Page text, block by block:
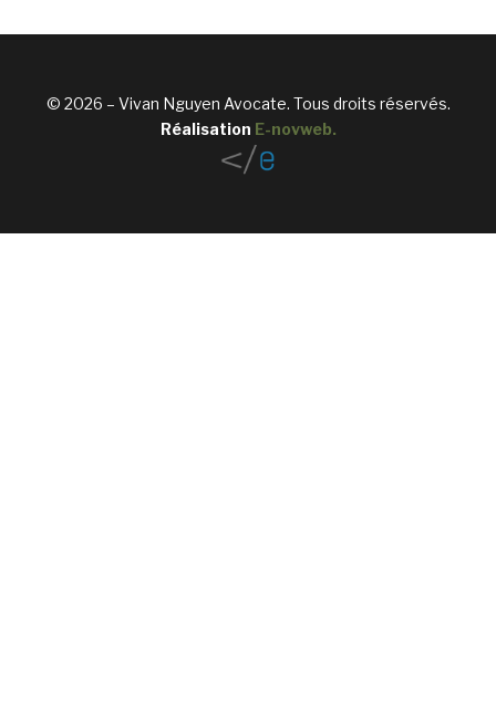
© 2026 – Vivan Nguyen Avocate. Tous droits réservés.
Réalisation E-novweb.